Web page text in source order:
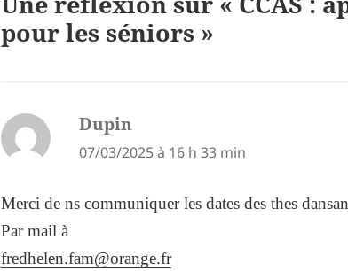
pour les séniors »
Dupin
07/03/2025 à 16 h 33 min
Merci de ns communiquer les dates des thes
Par mail à
fredhelen.fam@orange.fr